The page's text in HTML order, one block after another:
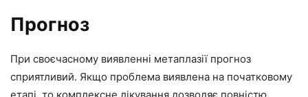
Прогноз
При своєчасному виявленні метаплазії прогноз
сприятливий. Якщо проблема виявлена на початковому